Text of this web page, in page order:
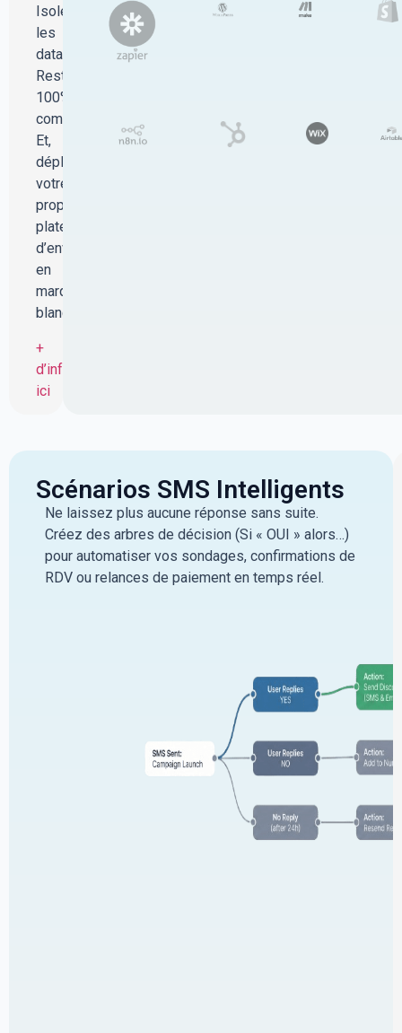
Isolez
les
datas.
Restez
100%
compliant.
Et,
déployez
votre
propre
plateforme
d’envoi
en
marque
blanche
+
d’infos
ici
Scénarios SMS Intelligents
Ne laissez plus aucune réponse sans suite.
Créez des arbres de décision (Si « OUI » alors…)
pour automatiser vos sondages, confirmations de
RDV ou relances de paiement en temps réel.